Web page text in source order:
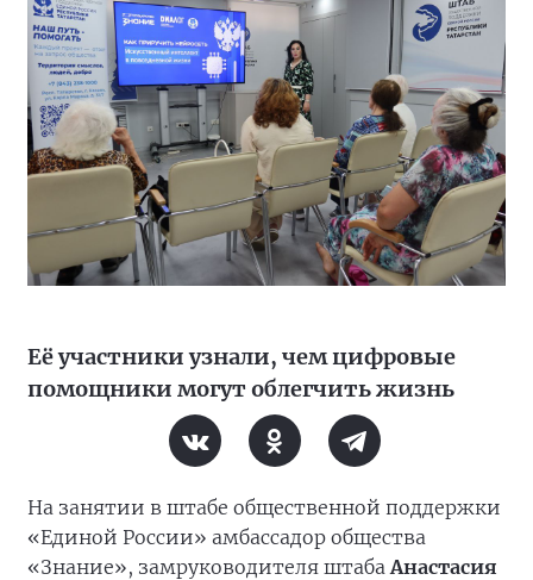
Её участники узнали, чем цифровые
помощники могут облегчить жизнь
На занятии в штабе общественной поддержки
«Единой России» амбассадор общества
«Знание», замруководителя штабаАнастасия